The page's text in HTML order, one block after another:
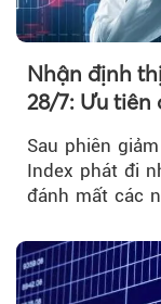
Nhận định
28/7: Ưu tiên
Sau phiên
Index phát đi
đánh mất các